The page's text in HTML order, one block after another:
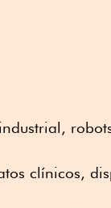
clínicos,